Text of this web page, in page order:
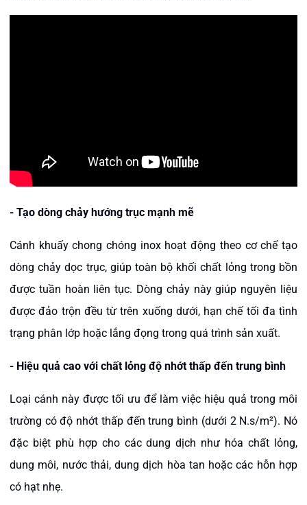
- Tạo dòng chảy hướng trục mạnh mẽ
Cánh khuấy chong chóng inox hoạt động theo cơ chế tạo
dòng chảy dọc trục, giúp toàn bộ khối chất lỏng trong bồn
được tuần hoàn liên tục. Dòng chảy này giúp nguyên liệu
được đảo trộn đều từ trên xuống dưới, hạn chế tối đa tình
trạng phân lớp hoặc lắng đọng trong quá trình sản xuất.
- Hiệu quả cao với chất lỏng độ nhớt thấp đến trung bình
Loại cánh này được tối ưu để làm việc hiệu quả trong môi
trường có độ nhớt thấp đến trung bình (dưới 2 N.s/m²). Nó
đặc biệt phù hợp cho các dung dịch như hóa chất lỏng,
dung môi, nước thải, dung dịch hòa tan hoặc các hỗn hợp
có hạt nhẹ.